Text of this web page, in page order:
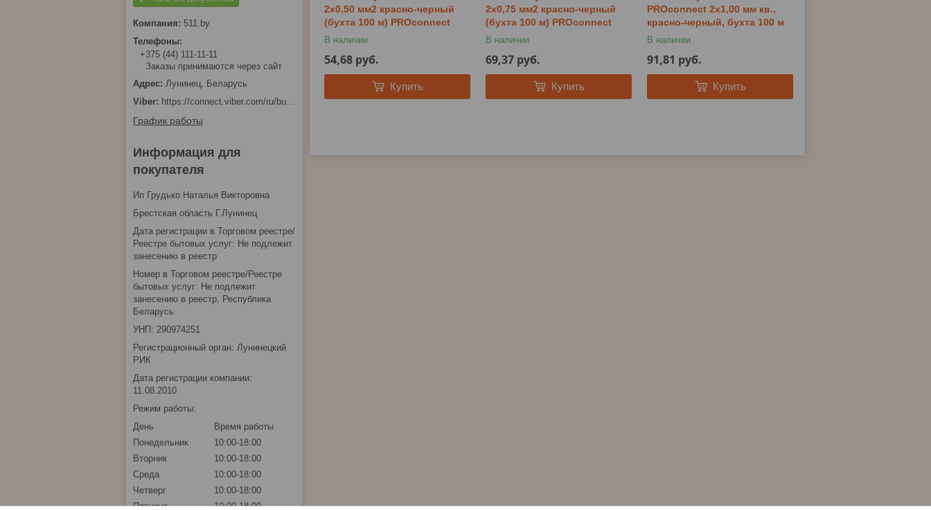
2х0,50 мм2 красно-черный
(бухта 100 м) PROconnect
В наличии
54,68 руб.
Купить
2х0,75 мм2 красно-черный
(бухта 100 м) PROconnect
В наличии
69,37 руб.
Купить
PROconnect 2х1,00 мм кв.,
красно-черный, бухта 100 м
В наличии
91,81 руб.
Купить
511.by
+375 (44) 111-11-11
Заказы принимаются через сайт
Лунинец, Беларусь
https://connect.viber.com/ru/business/1d480fbc-bd61-11ef-8513-eab83dfd23fa
График работы
Информация для
покупателя
Ип Грудько Наталья Викторовна
Брестская область Г.Лунинец
Дата регистрации в Торговом реестре/
Реестре бытовых услуг: Не подлежит
занесению в реестр
Номер в Торговом реестре/Реестре
бытовых услуг: Не подлежит
занесению в реестр, Республика
Беларусь
УНП: 290974251
Регистрационный орган: Лунинецкий
РИК
Дата регистрации компании:
11.08.2010
Режим работы:
День
Время работы
Понедельник
10:00-18:00
Вторник
10:00-18:00
Среда
10:00-18:00
Четверг
10:00-18:00
Пятница
10:00-18:00